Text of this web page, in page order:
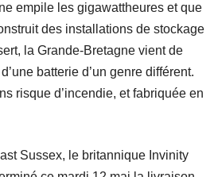
empile les gigawattheures et que
des installations de stockage
la Grande-Bretagne vient de
batterie d’un genre différent.
risque d’incendie, et fabriquée en
Sussex, le britannique Invinity